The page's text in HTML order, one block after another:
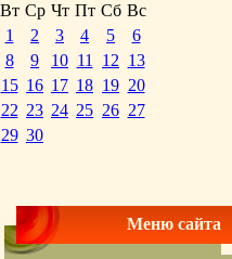
Вт Ср Чт Пт Сб Вс
1
2 3 4 5
6
8 9 10 11 12 13
15 16 17 18 19 20
22 23 24 25 26 27
29 30
Меню сайта